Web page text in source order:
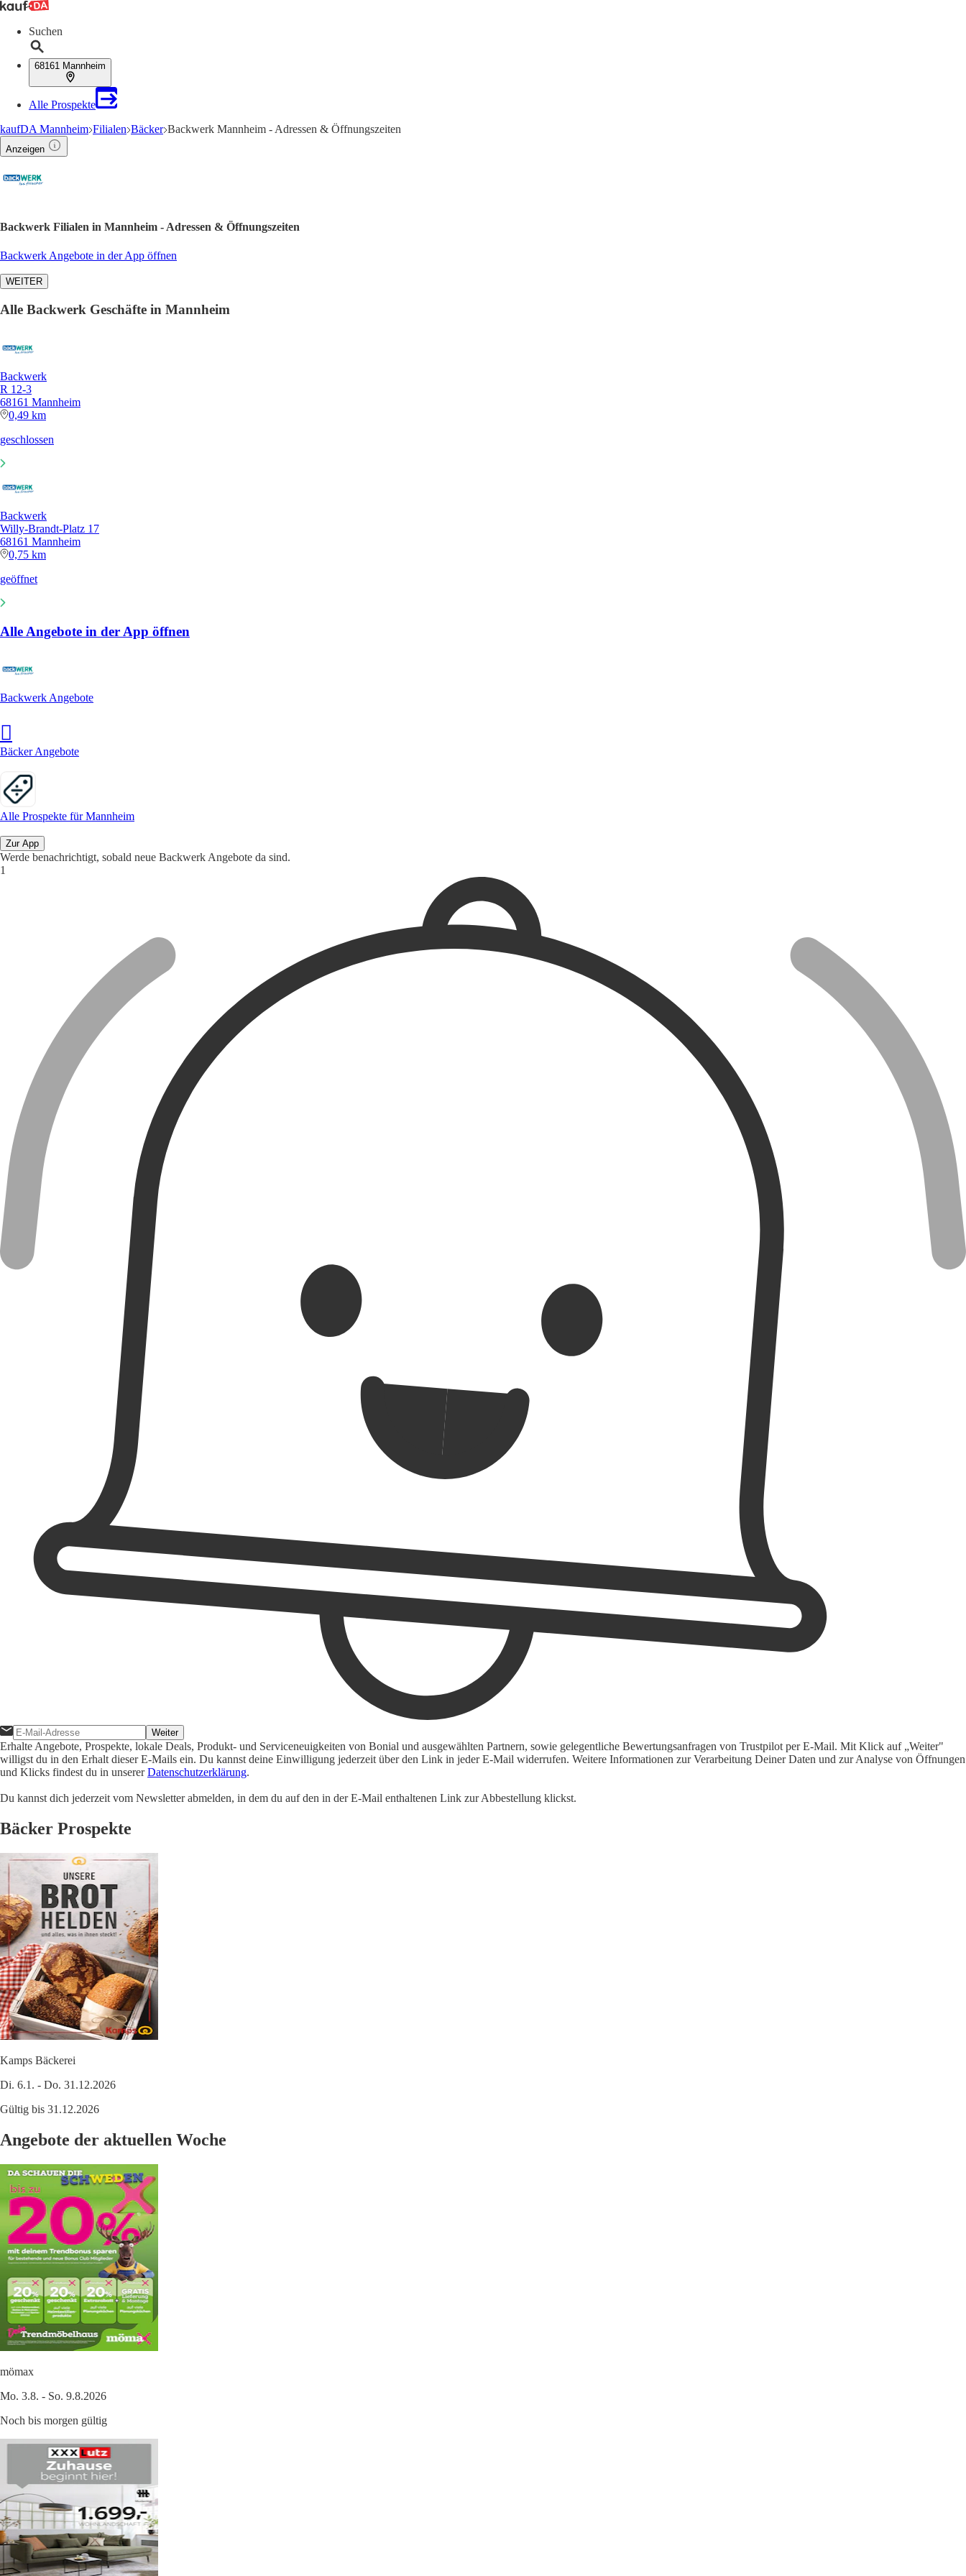
Suchen
68161 Mannheim
Alle Prospekte
kaufDA Mannheim Filialen Bäcker Backwerk Mannheim - Adressen & Öffnungszeiten
Anzeigen
Backwerk Filialen in Mannheim - Adressen & Öffnungszeiten
Backwerk Angebote in der App öffnen
WEITER
Alle Backwerk Geschäfte in Mannheim
Backwerk
R 12-3
68161 Mannheim
0,49 km
geschlossen
Backwerk
Willy-Brandt-Platz 17
68161 Mannheim
0,75 km
geöffnet
Alle Angebote in der App öffnen
Backwerk Angebote
Bäcker Angebote
Alle Prospekte für Mannheim
Zur App
Werde benachrichtigt, sobald neue Backwerk Angebote da sind.
Weiter
Erhalte Angebote, Prospekte, lokale Deals, Produkt- und Serviceneuigkeiten von Bonial und ausgewählten Partnern, sowie gelegentliche Bewertungsanfragen von Trustpilot per E-Mail. Mit Klick auf „Weiter"
willigst du in den Erhalt dieser E-Mails ein. Du kannst deine Einwilligung jederzeit über den Link in jeder E-Mail widerrufen. Weitere Informationen zur Verarbeitung Deiner Daten und zur Analyse von Öffnungen
und Klicks findest du in unsererDatenschutzerklärung.
Du kannst dich jederzeit vom Newsletter abmelden, in dem du auf den in der E-Mail enthaltenen Link zur Abbestellung klickst.
Bäcker Prospekte
Kamps Bäckerei
Di. 6.1. - Do. 31.12.2026
Gültig bis 31.12.2026
Angebote der aktuellen Woche
mömax
Mo. 3.8. - So. 9.8.2026
Noch bis morgen gültig